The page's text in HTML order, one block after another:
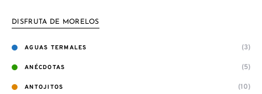
DISFRUTA DE MORELOS
AGUAS TERMALES (3)
ANÉCDOTAS (5)
ANTOJITOS (10)